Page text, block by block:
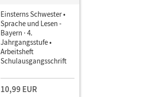
Einsterns Schwester •
Sprache und Lesen -
Bayern · 4.
Jahrgangsstufe •
Arbeitsheft
Schulausgangsschrift
10,99 EUR